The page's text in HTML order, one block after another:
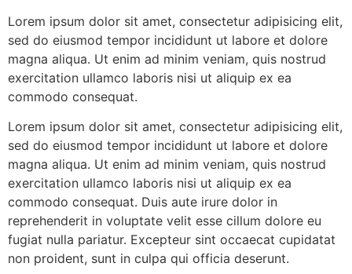
Lorem ipsum dolor sit amet, consectetur adipisicing elit,
sed do eiusmod tempor incididunt ut labore et dolore
magna aliqua. Ut enim ad minim veniam, quis nostrud
exercitation ullamco laboris nisi ut aliquip ex ea
commodo consequat.
Lorem ipsum dolor sit amet, consectetur adipisicing elit,
sed do eiusmod tempor incididunt ut labore et dolore
magna aliqua. Ut enim ad minim veniam, quis nostrud
exercitation ullamco laboris nisi ut aliquip ex ea
commodo consequat. Duis aute irure dolor in
reprehenderit in voluptate velit esse cillum dolore eu
fugiat nulla pariatur. Excepteur sint occaecat cupidatat
non proident, sunt in culpa qui officia deserunt.